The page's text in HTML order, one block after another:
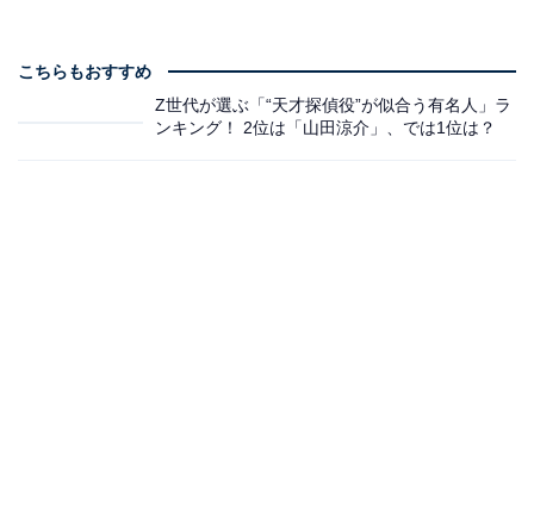
こちらもおすすめ
Z世代が選ぶ「“天才探偵役”が似合う有名人」ラ
ンキング！ 2位は「山田涼介」、では1位は？